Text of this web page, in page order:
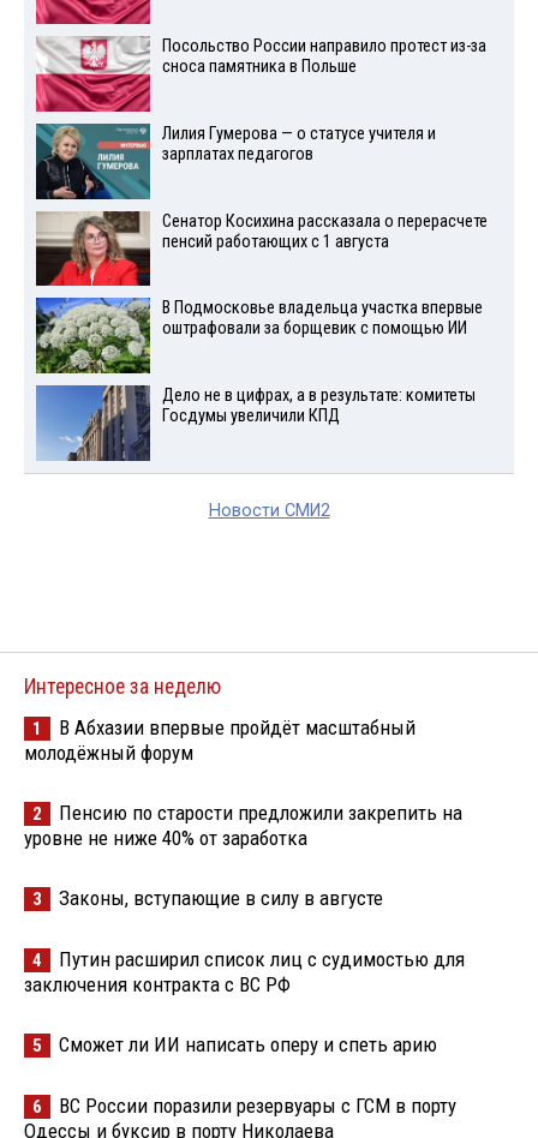
Посольство России направило протест из-за
сноса памятника в Польше
Лилия Гумерова — о статусе учителя и
зарплатах педагогов
Сенатор Косихина рассказала о перерасчете
пенсий работающих с 1 августа
В Подмосковье владельца участка впервые
оштрафовали за борщевик с помощью ИИ
Дело не в цифрах, а в результате: комитеты
Госдумы увеличили КПД
Новости СМИ2
Интересное за неделю
1
В Абхазии впервые пройдёт масштабный
молодёжный форум
2
Пенсию по старости предложили закрепить на
уровне не ниже 40% от заработка
3 Законы, вступающие в силу в августе
4
Путин расширил список лиц с судимостью для
заключения контракта с ВС РФ
5 Сможет ли ИИ написать оперу и спеть арию
6
ВС России поразили резервуары с ГСМ в порту
Одессы и буксир в порту Николаева